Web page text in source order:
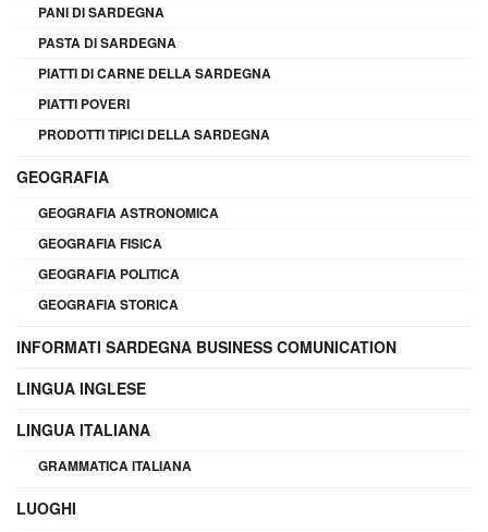
PANI DI SARDEGNA
PASTA DI SARDEGNA
PIATTI DI CARNE DELLA SARDEGNA
PIATTI POVERI
PRODOTTI TIPICI DELLA SARDEGNA
GEOGRAFIA
GEOGRAFIA ASTRONOMICA
GEOGRAFIA FISICA
GEOGRAFIA POLITICA
GEOGRAFIA STORICA
INFORMATI SARDEGNA BUSINESS COMUNICATION
LINGUA INGLESE
LINGUA ITALIANA
GRAMMATICA ITALIANA
LUOGHI